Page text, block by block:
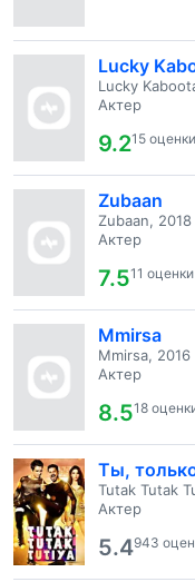
Lucky
Lucky
Актер
9.215 оценки
Zubaan
Zubaan, 2018
Актер
7.511 оценки
Mmirsa
Mmirsa, 2016
Актер
8.518
Ты,
Tutak Tutak
Актер
5.4943